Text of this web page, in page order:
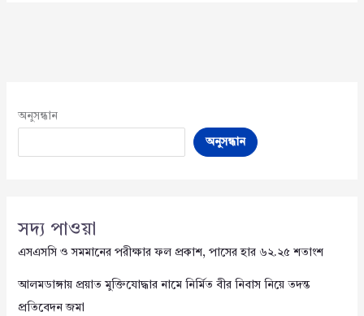
অনুসন্ধান
অনুসন্ধান
সদ্য পাওয়া
এসএসসি ও সমমানের পরীক্ষার ফল প্রকাশ, পাসের হার ৬২.২৫ শতাংশ
আলমডাঙ্গায় প্রয়াত মুক্তিযোদ্ধার নামে নির্মিত বীর নিবাস নিয়ে তদন্ত
প্রতিবেদন জমা